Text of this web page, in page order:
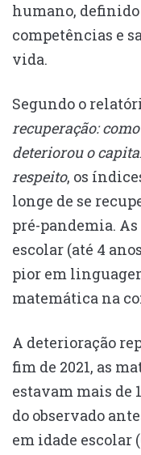
humano,
competências e
vida.
Segundo o
recuperação:
deteriorou o
respeito, os
longe de se
pré-pandemia.
escolar (até 4
pior em
matemática na
A deterioração
fim de 2021, as
estavam mais de
do observado
em idade escolar